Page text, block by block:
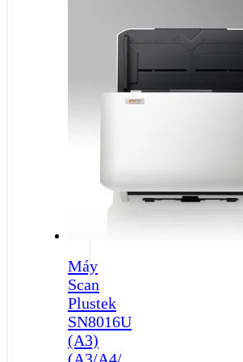
Máy
Scan
Plustek
SN8016U
(A3)